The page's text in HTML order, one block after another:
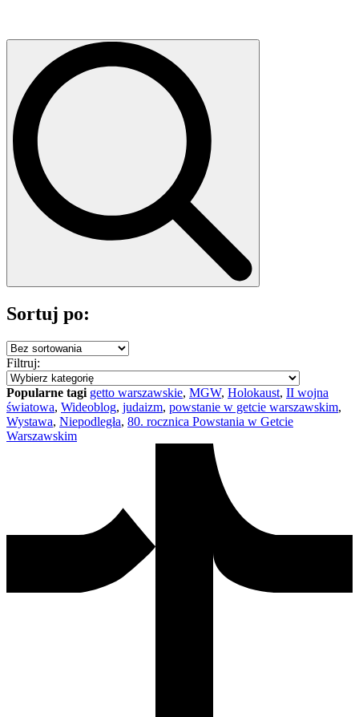
Sortuj po:
Filtruj:
Popularne tagi getto warszawskie, MGW, Holokaust, II wojna
światowa, Wideoblog, judaizm, powstanie w getcie warszawskim,
Wystawa, Niepodległa, 80. rocznica Powstania w Getcie
Warszawskim